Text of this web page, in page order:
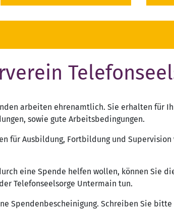
arbeiten ehrenamtlich. Sie erhalten für
sowie gute Arbeitsbedingungen.
für Ausbildung, Fortbildung und
eine Spende helfen wollen, können Sie
Telefonseelsorge Untermain tun.
Spendenbescheinigung. Schreiben Sie